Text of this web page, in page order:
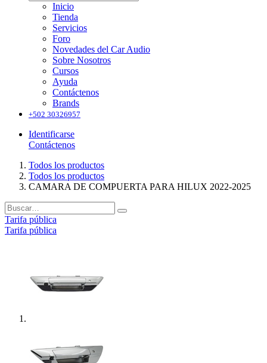
Inicio
Tienda
Servicios
Foro
Novedades del Car Audio
Sobre Nosotros
Cursos
Ayuda
Contáctenos
Brands
+502 30326957
Identificarse
Contáctenos
Todos los productos
Todos los productos
CAMARA DE COMPUERTA PARA HILUX 2022-2025
Tarifa pública
Tarifa pública